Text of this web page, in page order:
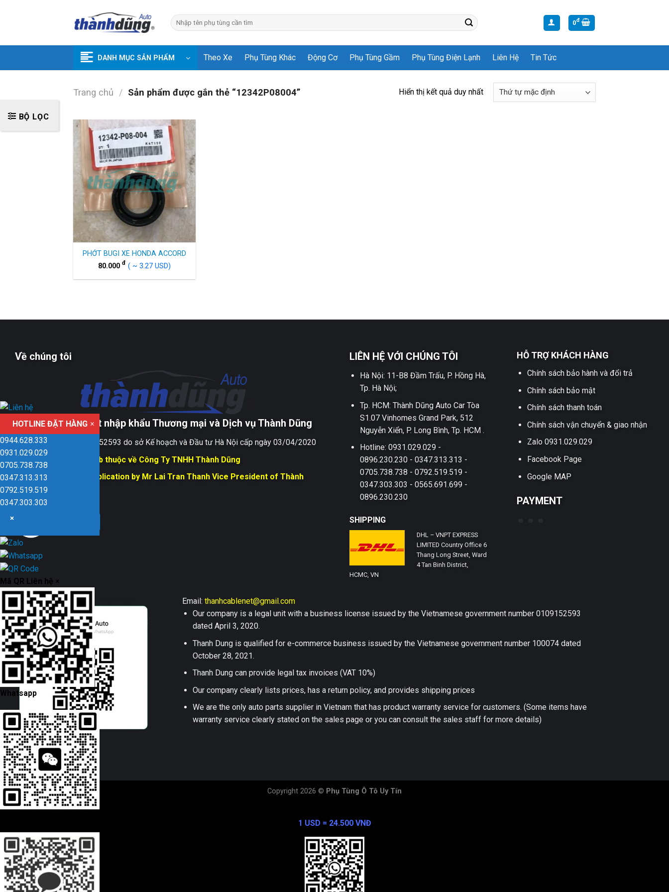
Tìm
kiếm:
0đ
DANH MỤC SẢN PHẨM Theo Xe Phụ Tùng Khác Động Cơ Phụ Tùng Gầm Phụ Tùng Điện Lạnh Liên Hệ Tin Tức
Trang chủ / Sản phẩm được gắn thẻ “12342P08004”
BỘ LỌC
Hiển thị kết quả duy nhất
PHỚT BUGI XE HONDA ACCORD
80.000 đ ( ~ 3.27 USD)
Về chúng tôi
Công ty TNHH xuất nhập khẩu Thương mại và Dịch vụ Thành Dũng
Giấy ĐKKD số 0109152593 do sở Kế hoạch và Đầu tư Hà Nội cấp ngày 03/04/2020
Bản quyền trang web thuộc về Công Ty TNHH Thành Dũng
Responsible for Publication by Mr Lai Tran Thanh Vice President of Thành
Dũng company
LIÊN HỆ VỚI CHÚNG TÔI
Hà Nội: 11-B8 Đầm Trấu, P. Hồng Hà,
Tp. Hà Nội;
Tp. HCM: Thành Dũng Auto Car Tòa
S1.07 Vinhomes Grand Park, 512
Nguyễn Xiển, P. Long Bình, Tp. HCM .
Hotline: 0931.029.029 -
0896.230.230 - 0347.313.313 -
0705.738.738 - 0792.519.519 -
0347.303.303 - 0565.691.699 -
0896.230.230
SHIPPING
DHL – VNPT EXPRESS
LIMITED Country Office 6
Thang Long Street, Ward
4 Tan Binh District,
HCMC, VN
HỖ TRỢ KHÁCH HÀNG
Chính sách bảo hành và đổi trả
Chính sách bảo mật
Chính sách thanh toán
Chính sách vận chuyển & giao nhận
Zalo 0931.029.029
Facebook Page
Google MAP
PAYMENT
Email: thanhcablenet@gmail.com
Our company is a legal unit with a business license issued by the Vietnamese government number 0109152593
dated April 3, 2020.
Thanh Dung is qualified for e-commerce business issued by the Vietnamese government number 100074 dated
October 28, 2021.
Thanh Dung can provide legal tax invoices (VAT 10%)
Our company clearly lists prices, has a return policy, and provides shipping prices
We are the only auto parts supplier in Vietnam that has product warranty service for customers. (Some items have
warranty service clearly stated on the sales page or you can consult the sales staff for more details)
Copyright 2026 © Phụ Tùng Ô Tô Uy Tín
HOTLINE ĐẶT HÀNG ×
0944.628.333
0931.029.029
0705.738.738
0347.313.313
0792.519.519
0347.303.303
×
Mã QR Liên hệ ×
Whatsapp
1 USD = 24.500 VNĐ